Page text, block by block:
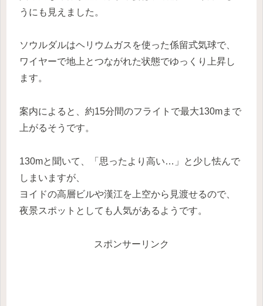
うにも見えました。
ソウルダルはヘリウムガスを使った係留式気球で、
ワイヤーで地上とつながれた状態でゆっくり上昇し
ます。
案内によると、約15分間のフライトで最大130mまで
上がるそうです。
130mと聞いて、「思ったより高い…」と少し怯んで
しまいますが、
ヨイドの高層ビルや漢江を上空から見渡せるので、
夜景スポットとしても人気があるようです。
スポンサーリンク